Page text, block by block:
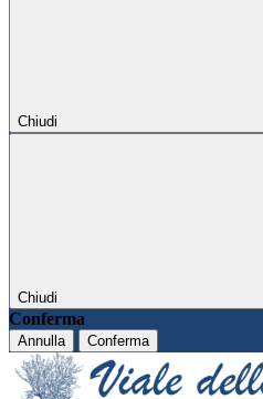
Chiudi
Chiudi
Conferma
Annulla Conferma